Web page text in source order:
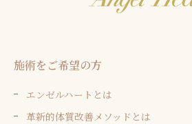
施術をご希望の方
エンゼルハートとは
革新的体質改善メソッドとは